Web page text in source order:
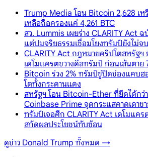
Trump Media โอน Bitcoin 2,628 เ
เหลือถือครองแค่ 4,261 BTC
สว. Lummis เผยร่าง CLARITY Act
แต่ปมจริยธรรมเชื่อมโยงทรัมป์ยังไม่จบ
CLARITY Act กฎหมายคริปโตสหรัฐ
เดโมแครตขวางดีลทรัมป์ ก่อนเส้นตาย
Bitcoin ร่วง 2% ทรัมป์ขู่ปิดช่องแคบ
โตทั้งกระดานแดง
สหรัฐฯ โอน Bitcoin-Ether ที่ยึดได้กว่า
Coinbase Prime จุดกระแสคาดเดาข
ทรัมป์เจอศึก CLARITY Act เดโมแค
สกัดผลประโยชน์ทับซ้อน
ดูข่าว Donald Trump ทั้งหมด →